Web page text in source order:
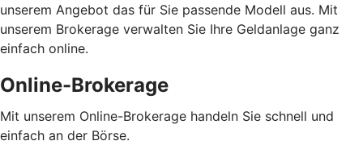
unserem Angebot das für Sie passende Modell aus. Mit
unserem Brokerage verwalten Sie Ihre Geldanlage ganz
einfach online.
Online-Brokerage
Mit unserem Online-Brokerage handeln Sie schnell und
einfach an der Börse.